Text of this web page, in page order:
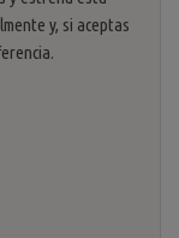
y, si aceptas